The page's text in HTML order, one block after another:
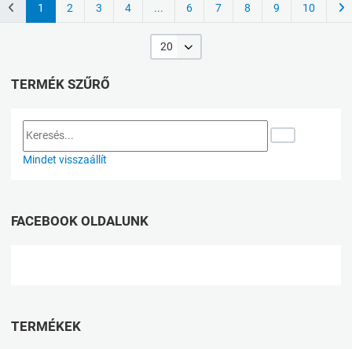
TERMÉK SZŰRŐ
Mindet visszaállít
FACEBOOK OLDALUNK
TERMÉKEK
1 2 3 4 ... 6 7 8 9 10
20